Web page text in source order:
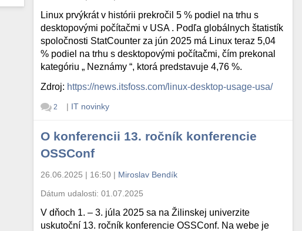
Linux prvýkrát v histórii prekročil 5 % podiel na trhu s
desktopovými počítačmi v USA . Podľa globálnych štatistík
spoločnosti StatCounter za jún 2025 má Linux teraz 5,04
% podiel na trhu s desktopovými počítačmi, čím prekonal
kategóriu „ Neznámy “, ktorá predstavuje 4,76 %.
Zdroj: https://news.itsfoss.com/linux-desktop-usage-usa/
2 | IT novinky
O konferencii 13. ročník konferencie
OSSConf
26.06.2025 | 16:50 | Miroslav Bendík
Dátum udalosti:01.07.2025
V dňoch 1. – 3. júla 2025 sa na Žilinskej univerzite
uskutoční 13. ročník konferencie OSSConf. Na webe je